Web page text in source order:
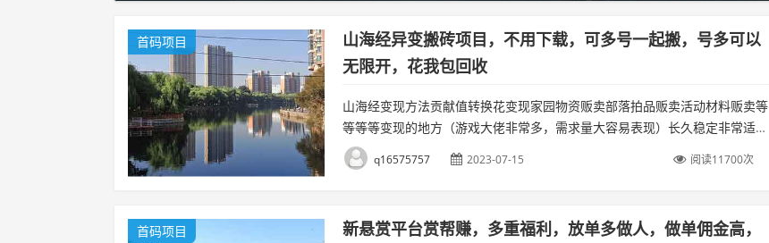
首码项目
山海经异变搬砖项目，不用下载，可多号一起搬，号多可以
无限开，花我包回收
山海经变现方法贡献值转换花变现家园物资贩卖部落拍品贩卖活动材料贩卖等
等等等变现的地方（游戏大佬非常多，需求量大容易表现）长久稳定非常适合
上班组，宝妈在家搬砖主要是山海经和其他同类项目比，优势在于变现非常的
方便一个码搞...
q16575757 2023-07-15 阅读11700次
首码项目
新悬赏平台赏帮赚，多重福利，放单多做人，做单佣金高，